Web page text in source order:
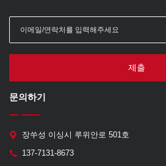
제출
문의하기
장쑤성 이싱시 루위안로 501호
137-7131-8673